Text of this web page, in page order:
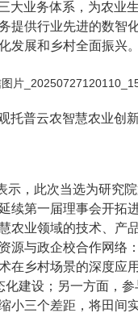
大业务体系，为农业
提供行业先进的数智
发展和乡村全面振兴。
托普云农智慧农业创
示，此次当选为研究
续第一届理事会开拓
农业领域的技术、产
源与政企校合作网络
在乡村场景的深度应
化建设；另一方面，
小三个差距，将田间